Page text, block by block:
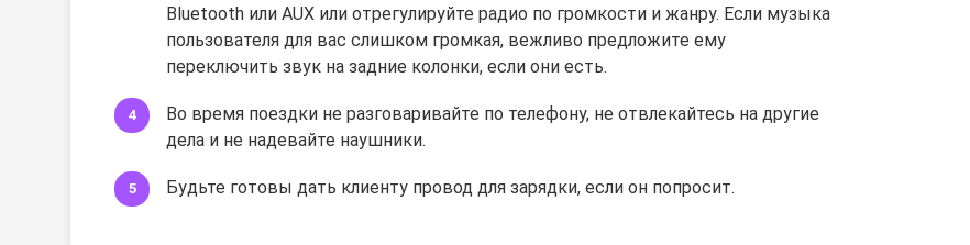
Bluetooth или AUX или отрегулируйте радио по громкости и жанру. Если музыка
пользователя для вас слишком громкая, вежливо предложите ему
переключить звук на задние колонки, если они есть.
Во время поездки не разговаривайте по телефону, не отвлекайтесь на другие
дела и не надевайте наушники.
Будьте готовы дать клиенту провод для зарядки, если он попросит.